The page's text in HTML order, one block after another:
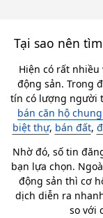
Tại sao nên
Hiện có rất
động sản. Trong
tín có lượng người
bán căn hộ
biệt thự, bán đất,
Nhờ đó, số tin
bạn lựa chọn.
động sản thì cơ
dịch diễn ra
so với